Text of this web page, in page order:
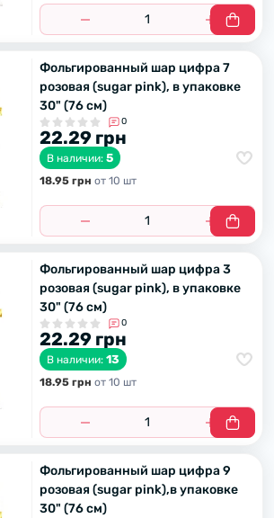
Фольгированный шар цифра 7
розовая (sugar pink), в упаковке
30" (76 см)
0
22.29 грн
В наличии: 5
18.95 грн от 10 шт
Фольгированный шар цифра 3
розовая (sugar pink), в упаковке
30" (76 см)
0
22.29 грн
В наличии: 13
18.95 грн от 10 шт
Фольгированный шар цифра 9
розовая (sugar pink),в упаковке
30" (76 см)